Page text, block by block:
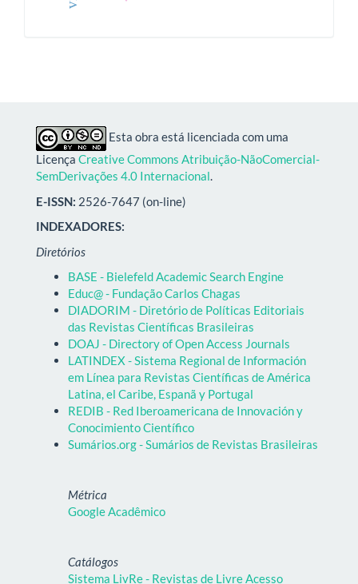
Esta obra está licenciada com uma
Licença Creative Commons Atribuição-NãoComercial-
SemDerivações 4.0 Internacional.
E-ISSN: 2526-7647 (on-line)
INDEXADORES:
Diretórios
BASE - Bielefeld Academic Search Engine
Educ@ - Fundação Carlos Chagas
DIADORIM - Diretório de Políticas Editoriais
das Revistas Científicas Brasileiras
DOAJ - Directory of Open Access Journals
LATINDEX - Sistema Regional de Información
em Línea para Revistas Científicas de América
Latina, el Caribe, Espanã y Portugal
REDIB - Red Iberoamericana de Innovación y
Conocimiento Científico
Sumários.org - Sumários de Revistas Brasileiras
Métrica
Google Acadêmico
Catálogos
Sistema LivRe - Revistas de Livre Acesso